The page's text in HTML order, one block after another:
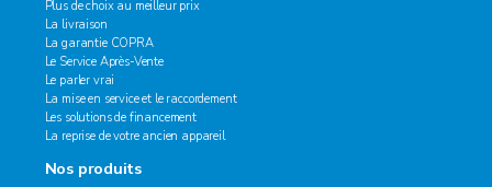
Plus de choix au meilleur prix
La livraison
La garantie COPRA
Le Service Après-Vente
Le parler vrai
La mise en service et le raccordement
Les solutions de financement
La reprise de votre ancien appareil
Nos produits